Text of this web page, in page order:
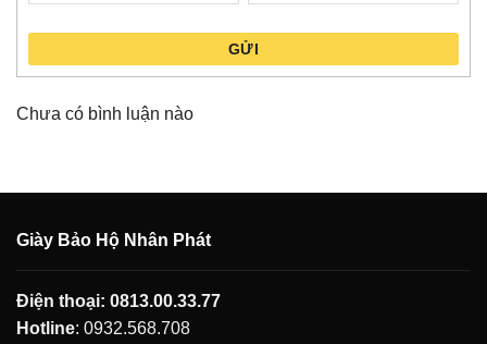
GỬI
Chưa có bình luận nào
Giày Bảo Hộ Nhân Phát
Điện thoại: 0813.00.33.77
Hotline: 0932.568.708